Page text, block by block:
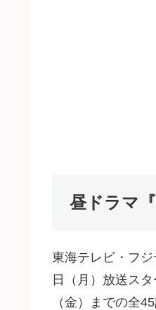
昼ドラマ
東海テレビ・フ
日（月）放送ス
（金）までの全45